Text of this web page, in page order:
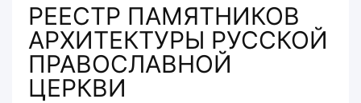
РЕЕСТР ПАМЯТНИКОВ
АРХИТЕКТУРЫ РУССКОЙ
ПРАВОСЛАВНОЙ
ЦЕРКВИ